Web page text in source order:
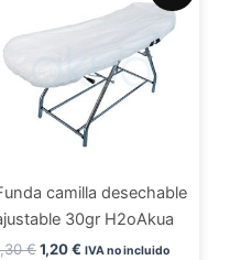
camilla desechable
30gr H2oAkua
€
original
era:
1,20€
actual
1,20 €.
IVA no incluido